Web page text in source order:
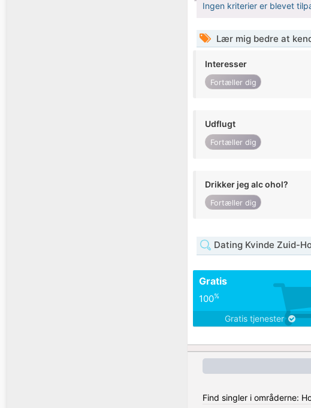
Ingen kriterier er blevet
Lær mig bedre at
Interesser
Fortæller dig
Udflugt
Fortæller dig
Drikker jeg alc ohol?
Fortæller dig
Dating Kvinde Zuid-
Gratis
100%
Gratis tjenester
Find singler i områderne: